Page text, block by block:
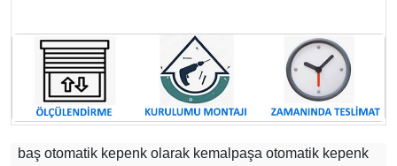
baş otomatik kepenk olarak kemalpaşa otomatik kepenk